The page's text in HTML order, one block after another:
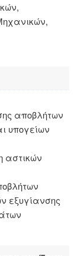
αποβλήτων
υπογείων
αστικών
εξυγίανσης